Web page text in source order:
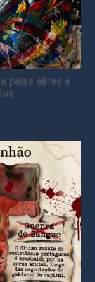
pelas elites e